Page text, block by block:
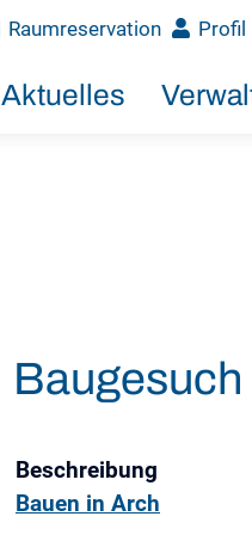
Aktuelles
Raumreservation Profil
Beschreibung
Bauen in Arch